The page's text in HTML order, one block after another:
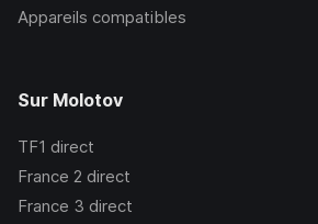
Appareils compatibles
Sur Molotov
TF1 direct
France 2 direct
France 3 direct